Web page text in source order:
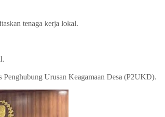
tenaga kerja lokal.
Penghubung Urusan Keagamaan Desa (P2UKD).